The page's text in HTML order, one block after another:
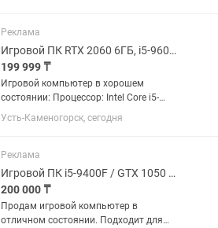
современные игры на ультра-
Реклама
Игровой ПК RTX 2060 6ГБ, i5-9600KF, 16ГБ ОЗУ
199 999 ₸
Игровой компьютер в хорошем
состоянии: Процессор: Intel Core i5-
9600KF (3.7 GHz) Оперативная память:
16 ГБ (2x8 ГБ) Видеокарта: NVIDIA
Материнская плата: ASRock Z390...
Усть-Каменогорск, сегодня
Реклама
Игровой ПК i5-9400F / GTX 1050 Ti / 16 ГБ / SSD HDD
200 000 ₸
Продам игровой компьютер в
отличном состоянии. Подходит для